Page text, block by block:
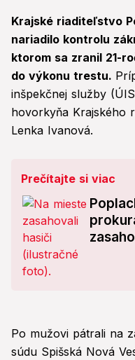
Krajské riaditeľstvo
nariadilo kontrolu
ktorom sa zranil 21-
do výkonu trestu.
inšpekčnej služby
hovorkyňa Krajského
Lenka Ivanová.
Prečítajte si viac
Po mužovi pátrali na
súdu Spišská Nová